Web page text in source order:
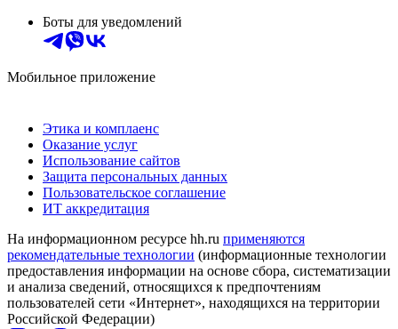
Боты для уведомлений
Мобильное приложение
Этика и комплаенс
Оказание услуг
Использование сайтов
Защита персональных данных
Пользовательское соглашение
ИТ аккредитация
На информационном ресурсе hh.ru применяются
рекомендательные технологии (информационные технологии
предоставления информации на основе сбора, систематизации
и анализа сведений, относящихся к предпочтениям
пользователей сети «Интернет», находящихся на территории
Российской Федерации)